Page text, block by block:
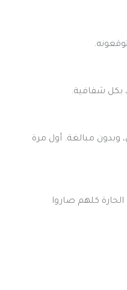
بكل شفافية.
مبالغة. أول مرة
كلهم صاروا